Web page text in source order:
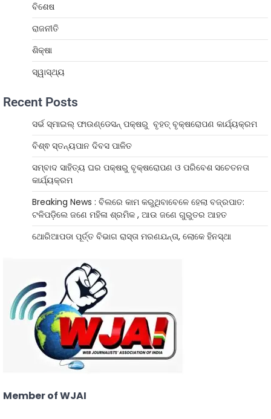
ବିଶେଷ
ରାଜନୀତି
ଶିକ୍ଷା
ସ୍ୱାସ୍ଥ୍ୟ
Recent Posts
ସର୍ଭ ସ୍ମାଇଲ୍ ଫାଉଣ୍ଡେସନ୍ ପକ୍ଷରୁ ବୃହତ୍ ବୃକ୍ଷରୋପଣ କାର୍ଯ୍ୟକ୍ରମ
ବିଶ୍ଵ ସ୍ତନ୍ୟପାନ ଦିବସ ପାଳିତ
ସମ୍ବାଦ ସାହିତ୍ୟ ଘର ପକ୍ଷରୁ ବୃକ୍ଷରୋପଣ ଓ ପରିବେଶ ସଚେତନତା
କାର୍ଯ୍ୟକ୍ରମ
Breaking News : ବିଲରେ କାମ କରୁଥିବାବେଳେ ହେଲା ବଜ୍ରପାତ:
ଟଳିପଡ଼ିଲେ ଜଣେ ମହିଳା ଶ୍ରମିକ , ଆଉ ଜଣେ ଗୁରୁତର ଆହତ
ଥୋରିଆପଡା ପୂର୍ତ୍ତ ବିଭାଗ ରାସ୍ତା ମରଣଯନ୍ତା, ଲୋକେ ହିନସ୍ଥା
Member of WJAI